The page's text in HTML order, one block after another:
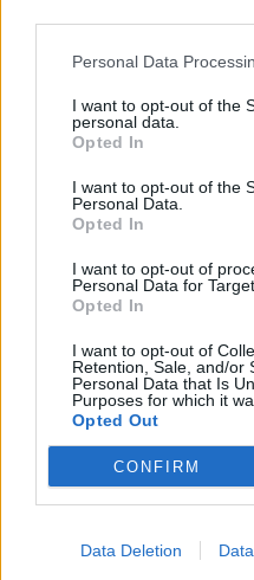
Personal Data
I want to opt-out of the
personal data.
Opted In
I want to opt-out of the
Personal Data.
Opted In
I want to opt-out of
Personal Data for
Opted In
I want to opt-out of
Retention, Sale, and/or
Personal Data that Is
Purposes for which it
Opted Out
CONFIRM
Data Deletion
Accedioregistrati
commento esprime il pensiero
di VareseNews.it, che rimane
commenti non sono testi
possono essere automaticamente